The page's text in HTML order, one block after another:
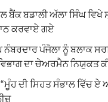
ਬੈਂਕ ਬਡਾਲੀ ਅੱਲਾ ਸਿੰਘ ਵਿਖੇ
ਕਰਵਾਏ ਗਏ
ਨੰਬਰਦਾਰ ਪੰਜੋਲਾ ਨੂੰ ਬਲਾਕ
ਦਾ ਚੇਅਰਮੈਨ ਨਿਯੁਕਤ
ਦੀ ਸਿਹਤ ਸੰਭਾਲ ਵਿੱਚ ਏ